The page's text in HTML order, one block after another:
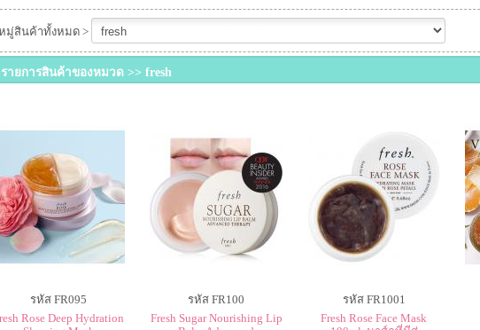
มู่สินค้าทั้งหมด >
รายการสินค้าของหมวด >> fresh
รหัส FR095
Rose Deep Hydration
รหัส FR100
Fresh Sugar Nourishing Lip
รหัส FR1001
Fresh Rose Face Mask